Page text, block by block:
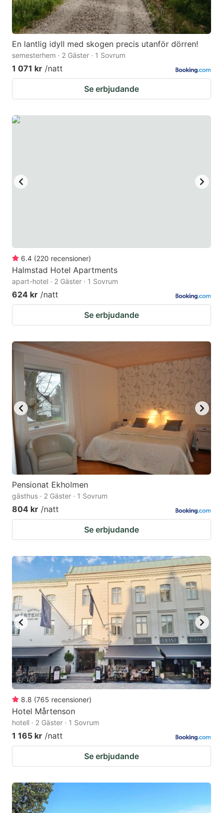
En lantlig idyll med skogen precis utanför dörren!
semesterhem · 2 Gäster · 1 Sovrum
1 071 kr /natt
Se erbjudande
6.4 (220 recensioner)
Halmstad Hotel Apartments
apart-hotel · 2 Gäster · 1 Sovrum
624 kr /natt
Se erbjudande
Pensionat Ekholmen
gästhus · 2 Gäster · 1 Sovrum
804 kr /natt
Se erbjudande
8.8 (765 recensioner)
Hotel Mårtenson
hotell · 2 Gäster · 1 Sovrum
1 165 kr /natt
Se erbjudande